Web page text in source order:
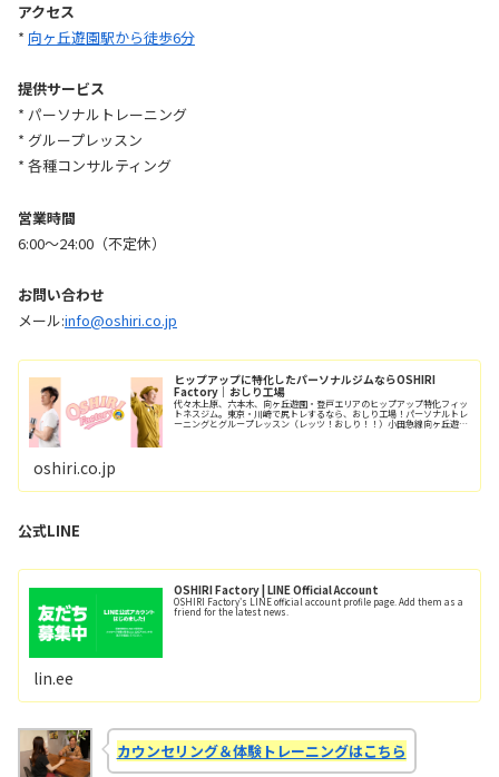
アクセス
* 向ヶ丘遊園駅から徒歩6分
提供サービス
* パーソナルトレーニング
* グループレッスン
* 各種コンサルティング
営業時間
6:00〜24:00（不定休）
お問い合わせ
メール:info@oshiri.co.jp
ヒップアップに特化したパーソナルジムならOSHIRI
Factory｜おしり工場
代々木上原、六本木、向ヶ丘遊園・登戸エリアのヒップアップ特化フィッ
トネスジム。東京・川崎で尻トレするなら、おしり工場！パーソナルトレ
ーニングとグループレッスン（レッツ！おしり！！）小田急線向ヶ丘遊園
oshiri.co.jp
公式LINE
OSHIRI Factory | LINE Official Account
OSHIRI Factory's LINE official account profile page. Add them as a
friend for the latest news.
lin.ee
カウンセリング＆体験トレーニングはこちら